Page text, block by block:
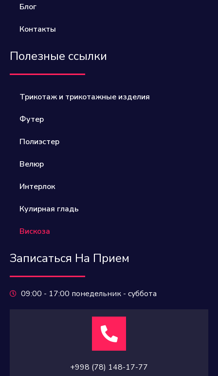
Блог
Контакты
Полезные ссылки
Трикотаж и трикотажные изделия
Футер
Полиэстер​
Велюр​
Интерлок
Кулирная гладь
Вискоза
Записаться На Прием
09:00 - 17:00 понедельник - суббота
+998 (78) 148-17-77